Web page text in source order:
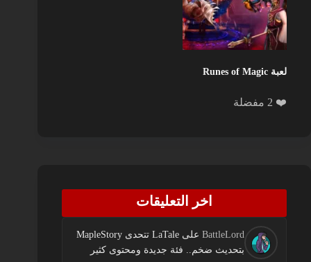
لعبة Runes of Magic
❤️ 2 مفضلة
اخر التعليقات
BattleLord على
LaTale تتحدى MapleStory
بتحديث ضخم.. فئة جديدة ومحتوى كثير